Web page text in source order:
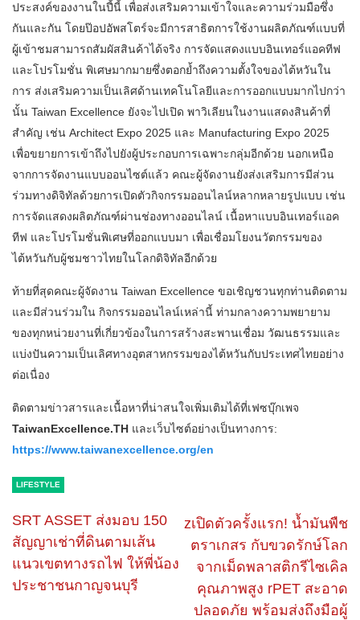
ประสงค์ของงานในปี้นี้ เพื่อส่งเสริมความเข้าใจและความร่วมมือซึ่ง
กันและกัน โดยป๊อปอัพสโตร์จะมีการสาธิตการใช้งานผลิตภัณฑ์แบบที่
ผู้เข้าชมสามารถสัมผัสสินค้าได้จริง การจัดแสดงแบบอินเทอร์แอคทีฟ
และโปรโมชั่น พิเศษมากมายซึ่งตอกย้ำถึงความตั้งใจของไต้หวันใน
การ ส่งเสริมความเป็นเลิศด้านเทคโนโลยีและการออกแบบมากไปกว่า
นั้น Taiwan Excellence ยังจะไปเปิด พาวิเลียนในงานแสดงสินค้าที่
สำคัญ เช่น Architect Expo 2025 และ Manufacturing Expo 2025
เพื่อขยายการเข้าถึงไปยังผู้ประกอบการเฉพาะกลุ่มอีกด้วย นอกเหนือ
จากการจัดงานแบบออนไซต์แล้ว คณะผู้จัดงานยังส่งเสริมการมีส่วน
ร่วมทางดิจิทัลด้วยการเปิดตัวกิจกรรมออนไลน์หลากหลายรูปแบบ เช่น
การจัดแสดงผลิตภัณฑ์ผ่านช่องทางออนไลน์ เนื้อหาแบบอินเทอร์แอค
ทีฟ และโปรโมชั่นพิเศษที่ออกแบบมา เพื่อเชื่อมโยงนวัตกรรมของ
ไต้หวันกับผู้ชมชาวไทยในโลกดิจิทัลอีกด้วย
ท้ายที่สุดคณะผู้จัดงาน Taiwan Excellence ขอเชิญชวนทุกท่านติดตาม
และมีส่วนร่วมใน กิจกรรมออนไลน์เหล่านี้ ท่ามกลางความพยายาม
ของทุกหน่วยงานที่เกี่ยวข้องในการสร้างสะพานเชื่อม วัฒนธรรมและ
แบ่งปันความเป็นเลิศทางอุตสาหกรรมของไต้หวันกับประเทศไทยอย่าง
ต่อเนื่อง
ติดตามข่าวสารและเนื้อหาที่น่าสนใจเพิ่มเติมได้ที่เฟซบุ๊กเพจ
TaiwanExcellence.TH และเว็บไซต์อย่างเป็นทางการ:
https://www.taiwanexcellence.org/en
LIFESTYLE
SRT ASSET ส่งมอบ 150
สัญญาเช่าที่ดินตามเส้น
แนวเขตทางรถไฟ ให้พี่น้อง
ประชาชนกาญจนบุรี
zเปิดตัวครั้งแรก! น้ำมันพืช
ตราเกสร กับขวดรักษ์โลก
จากเม็ดพลาสติกรีไซเคิล
คุณภาพสูง rPET สะอาด
ปลอดภัย พร้อมส่งถึงมือผู้